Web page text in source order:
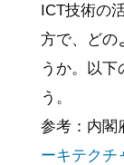
ICT技術の
方で、どの
うか。以下
う。
参考：内閣
ーキテクチ